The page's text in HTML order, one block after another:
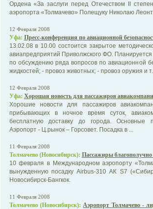
Ордена «За заслуги перед Отечеством II
аэропорта «Толмачево» Полещуку Николаю
12 Февраля 2008
Уфа: Пресс-конференция по авиационной
13.02.08 в 10.00 состоится закрытое
авиапредприятий Приволжского ФО.
по обсуждению ряда вопросов по авиационной
жидкостей; - провоз животных; - провоз оружия и
12 Февраля 2008
Уфа: Хорошая новость для пассажиров
Хорошие новости для пассажиров
прибывающих в ночное время суток,
бесплатную доставку до города. Основные
Аэропорт - Ц.рынок – Горсовет. Посадка в ...
11 Февраля 2008
Толмачево (Новосибирск): Пассажиры
10 февраля в Международном аэропорту
вынужденную посадку Airbus-310 АК S7
Новосибирск-Бангкок.
11 Февраля 2008
Толмачево (Новосибирск): Аэропорт Толмачево -